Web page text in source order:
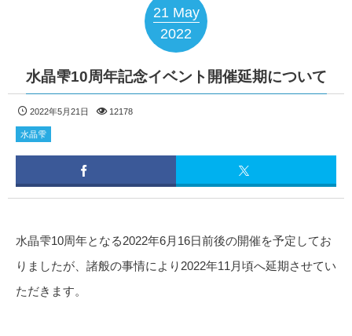
21 May
2022
水晶雫10周年記念イベント開催延期について
2022年5月21日 12178
水晶雫
水晶雫10周年となる2022年6月16日前後の開催を予定してお
りましたが、諸般の事情により2022年11月頃へ延期させてい
ただきます。